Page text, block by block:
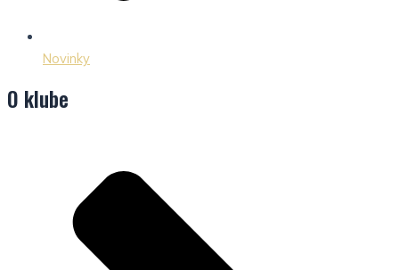
Novinky
O klube